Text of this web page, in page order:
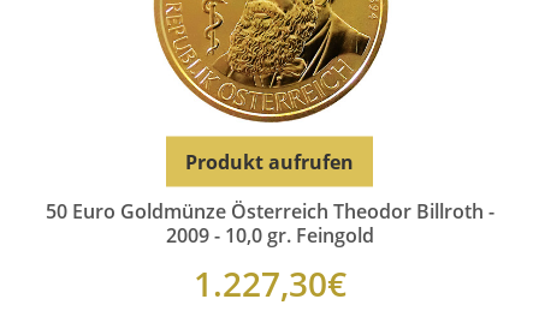
50 Euro Goldmünze Österreich Theodor Billroth -
2009 - 10,0 gr. Feingold
1.227,30€
Produkt aufrufen